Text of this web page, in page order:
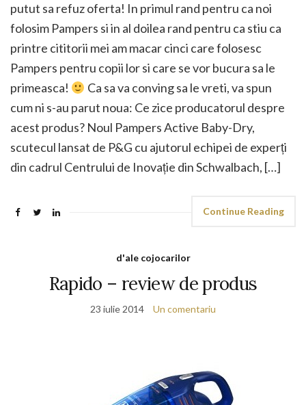
putut sa refuz oferta! In primul rand pentru ca noi
folosim Pampers si in al doilea rand pentru ca stiu ca
printre cititorii mei am macar cinci care folosesc
Pampers pentru copii lor si care se vor bucura sa le
primeasca!
Ca sa va conving sa le vreti, va spun
cum ni s-au parut noua: Ce zice producatorul despre
acest produs? Noul Pampers Active Baby-Dry,
scutecul lansat de P&G cu ajutorul echipei de experți
din cadrul Centrului de Inovație din Schwalbach, […]
Continue Reading
d'ale cojocarilor
Rapido – review de produs
23 iulie 2014 Un comentariu